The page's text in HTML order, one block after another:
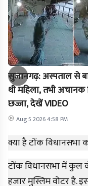
सुजानगढ़: अस्पताल से
थी महिला, तभी अचानक
छज्जा, देखें VIDEO
Aug 5 2026 4:58 PM
क्या है टोंक विधानसभा
टोंक विधानसभा में कुल
हजार मुस्लिम वोटर है.